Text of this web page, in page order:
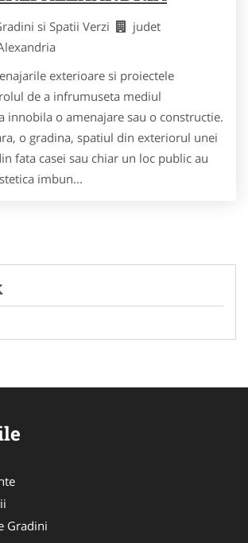
si Spatii Verzi
judet
exterioare si proiectele
de a infrumuseta mediul
innobila o amenajare sau o constructie.
o gradina, spatiul din exteriorul unei
fata casei sau chiar un loc public au
imbun...
Gradini